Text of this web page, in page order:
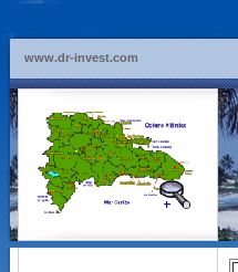
www.dr-invest.com